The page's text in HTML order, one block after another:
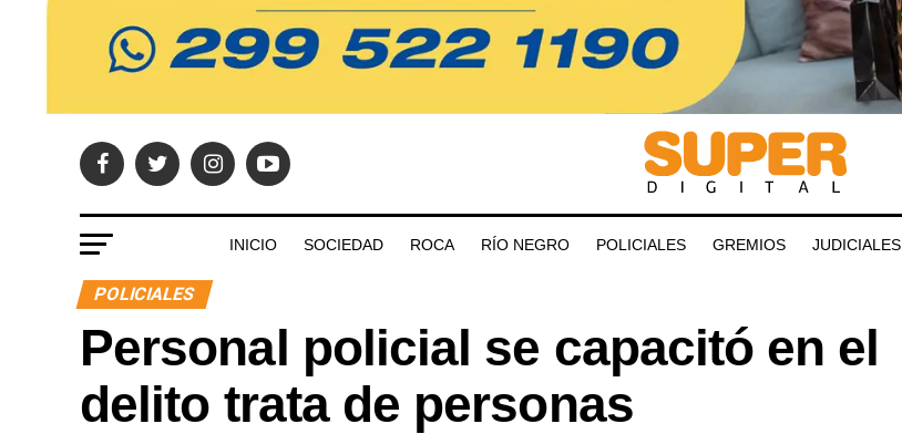
INICIO SOCIEDAD ROCA RÍO NEGRO POLICIALES GREMIOS JUDICIALES
POLICIALES
Personal policial se capacitó en el
delito trata de personas